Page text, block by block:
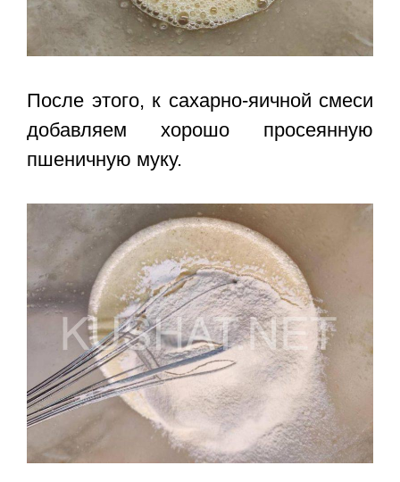
После этого, к сахарно-яичной смеси
добавляем хорошо просеянную
пшеничную муку.